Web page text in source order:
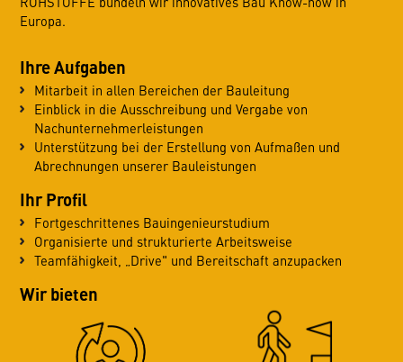
Europa.
Ihre Aufgaben
Mitarbeit in allen Bereichen der Bauleitung
Einblick in die Ausschreibung und Vergabe von
Nachunternehmerleistungen
Unterstützung bei der Erstellung von Aufmaßen und
Abrechnungen unserer Bauleistungen
Ihr Profil
Fortgeschrittenes Bauingenieurstudium
Organisierte und strukturierte Arbeitsweise
Teamfähigkeit, „Drive" und Bereitschaft anzupacken
Wir bieten